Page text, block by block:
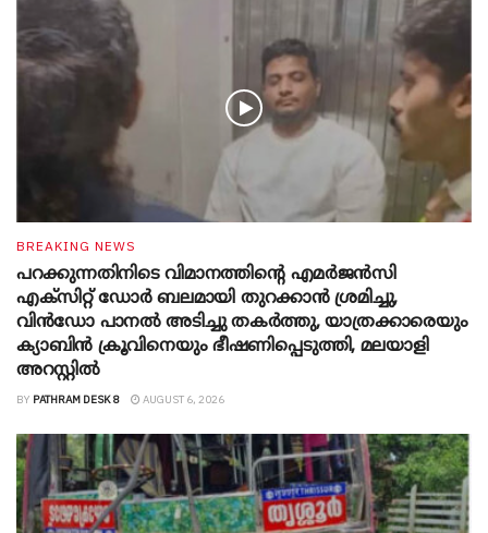
BREAKING NEWS
പറക്കുന്നതിനിടെ വിമാനത്തിന്റെ എമർജൻസി
എക്സിറ്റ് ഡോർ ബലമായി തുറക്കാൻ ശ്രമിച്ചു,
വിൻഡോ പാനൽ അടിച്ചു തകര്‍ത്തു, യാത്രക്കാരെയും
ക്യാബിൻ ക്രൂവിനെയും ഭീഷണിപ്പെടുത്തി, മലയാളി
അറസ്റ്റിൽ
BY PATHRAM DESK 8 AUGUST 6, 2026